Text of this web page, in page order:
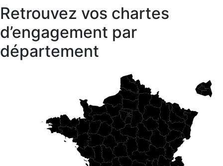
Retrouvez vos chartes
d’engagement par
département